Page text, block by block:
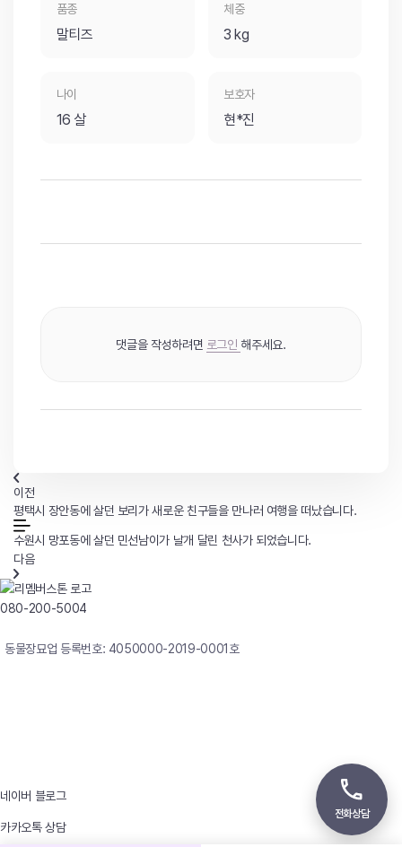
품종
말티즈
체중
3 kg
나이
16 살
보호자
현*진
댓글을 작성하려면 로그인 해주세요.
이전
평택시 장안동에 살던 보리가 새로운 친구들을 만나러 여행을 떠났습니다.
수원시 망포동에 살던 민선남이가 날개 달린 천사가 되었습니다.
다음
080-200-5004
동물장묘업 등록번호: 4050000-2019-0001호
네이버 블로그
카카오톡 상담
전화상담